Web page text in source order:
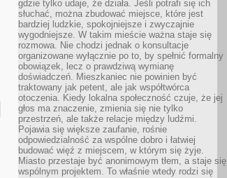
gdzie tylko udaje, że działa. Jeśli potrafi się ich
słuchać, można zbudować miejsce, które jest
bardziej ludzkie, spokojniejsze i zwyczajnie
wygodniejsze. W takim mieście ważna staje się
rozmowa. Nie chodzi jednak o konsultacje
organizowane wyłącznie po to, by spełnić formalny
obowiązek, lecz o prawdziwą wymianę
doświadczeń. Mieszkaniec nie powinien być
traktowany jak petent, ale jak współtwórca
otoczenia. Kiedy lokalna społeczność czuje, że jej
głos ma znaczenie, zmienia się nie tylko
przestrzeń, ale także relacje między ludźmi.
Pojawia się większe zaufanie, rośnie
odpowiedzialność za wspólne dobro i łatwiej
budować więź z miejscem, w którym się żyje.
Miasto przestaje być anonimowym tłem, a staje się
wspólnym projektem. To właśnie wtedy rodzi się